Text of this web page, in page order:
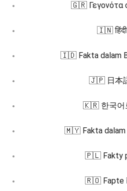
🇬🇷 Γεγονότα
🇮🇳
🇮🇩 Fakta dalam
🇯🇵 日本
🇰🇷 한국어
🇲🇾 Fakta dalam
🇵🇱 Fakty
🇷🇴 Fapte